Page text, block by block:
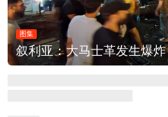
图集
叙利亚：大马士革发生爆炸